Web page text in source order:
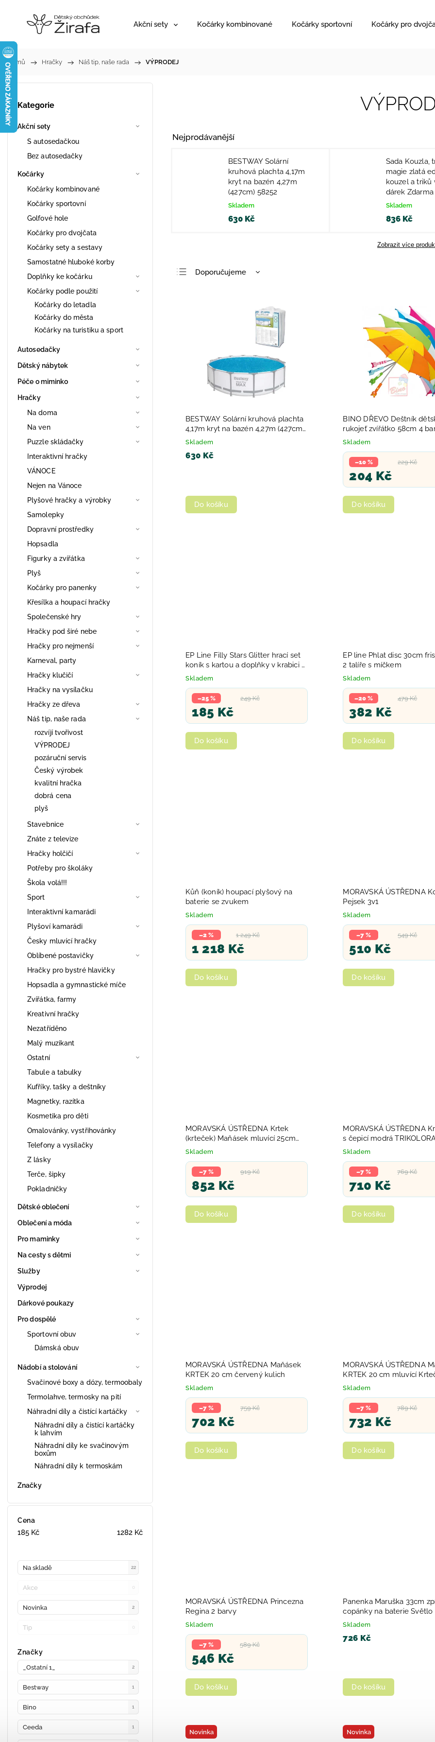
Akční sety Kočárky kombinované Kočárky sportovní Kočárky pro
Domů / Hračky / Náš tip, naše rada / VÝPRODEJ
Kategorie
Akční sety
S autosedačkou
Bez autosedačky
Kočárky
Kočárky kombinované
Kočárky sportovní
Golfové hole
Kočárky pro dvojčata
Kočárky sety a sestavy
Samostatné hluboké korby
Doplňky ke kočárku
Kočárky podle použití
Kočárky do letadla
Kočárky do města
Kočárky na turistiku a sport
Autosedačky
Dětský nábytek
Péče o miminko
Hračky
Na doma
Na ven
Puzzle skládačky
Interaktivní hračky
VÁNOCE
Nejen na Vánoce
Plyšové hračky a výrobky
Samolepky
Dopravní prostředky
Hopsadla
Figurky a zvířátka
Plyš
Kočárky pro panenky
Křesílka a houpací hračky
Společenské hry
Hračky pod širé nebe
Hračky pro nejmenší
Karneval, party
Hračky klučičí
Hračky na vysílačku
Hračky ze dřeva
Náš tip, naše rada
rozvíjí tvořivost
VÝPRODEJ
pozáruční servis
Český výrobek
kvalitní hračka
dobrá cena
plyš
Stavebnice
Znáte z televize
Hračky holčičí
Potřeby pro školáky
Škola volá!!!
Sport
Interaktivní kamarádi
Plyšoví kamarádi
Česky mluvící hračky
Oblíbené postavičky
Hračky pro bystré hlavičky
Hopsadla a gymnastické míče
Zvířátka, farmy
Kreativní hračky
Nezatříděno
Malý muzikant
Ostatní
Tabule a tabulky
Kufříky, tašky a deštníky
Magnetky, razítka
Kosmetika pro děti
Omalovánky, vystřihovánky
Telefony a vysílačky
Z lásky
Terče, šipky
Pokladničky
Dětské oblečení
Oblečení a móda
Pro maminky
Na cesty s dětmi
Služby
Výprodej
Dárkové poukazy
Pro dospělé
Sportovní obuv
Dámská obuv
Nádobí a stolování
Svačinové boxy a dózy, termoobaly
Termolahve, termosky na pití
Náhradní díly a čistící kartáčky
Náhradní díly a čistící kartáčky
k lahvím
Náhradní díly ke svačinovým
boxům
Náhradní díly k termoskám
Značky
Cena
185 Kč 1282 Kč
Na skladě 22
Akce 0
Novinka 2
Tip 0
Značky
_Ostatní 1_ 2
Bestway 1
Bino 1
Ceeda 1
Nejprodávanější
BESTWAY Solární
kruhová plachta 4,17m
kryt na bazén 4,27m
(427cm) 58252
Skladem
630 Kč
Sada Kouzla,
magie zlatá
kouzel a triků
dárek Zdarma
Skladem
836 Kč
Zobrazit více
Doporučujeme
BESTWAY Solární kruhová plachta
4,17m kryt na bazén 4,27m (427cm)
58252
Skladem
630 Kč
Do košíku
BINO DŘEVO Deštník
rukojeť zvířátko 58cm 4
Skladem
229 Kč
–10 %
204 Kč
Do košíku
EP Line Filly Stars Glitter hrací set
koník s kartou a doplňky v krabici 4
druhy
Skladem
249 Kč
–25 %
185 Kč
Do košíku
EP line Phlat disc 30cm
2 talíře s míčkem
Skladem
479 Kč
–20 %
382 Kč
Do košíku
Kůň (koník) houpací plyšový na
baterie se zvukem
Skladem
1 249 Kč
–2 %
1 218 Kč
Do košíku
MORAVSKÁ ÚSTŘEDNA
Pejsek 3v1
Skladem
549 Kč
–7 %
510 Kč
Do košíku
MORAVSKÁ ÚSTŘEDNA Krtek
(krteček) Maňásek mluvící 25cm
modrý kulich Zvuk
Skladem
919 Kč
–7 %
852 Kč
Do košíku
MORAVSKÁ ÚSTŘEDNA
s čepicí modrá
25 cm *PLYŠOVÉ HRAČKY*
Skladem
769 Kč
–7 %
710 Kč
Do košíku
MORAVSKÁ ÚSTŘEDNA Maňásek
KRTEK 20 cm červený kulich
Skladem
759 Kč
–7 %
702 Kč
Do košíku
MORAVSKÁ ÚSTŘEDNA
KRTEK 20 cm mluvící
*PLYŠOVÉ HRAČKY*
Skladem
789 Kč
–7 %
732 Kč
Do košíku
MORAVSKÁ ÚSTŘEDNA Princezna
Regina 2 barvy
Skladem
589 Kč
–7 %
546 Kč
Do košíku
Panenka Maruška 33cm
copánky na baterie Světlo
krabici
Skladem
726 Kč
Do košíku
Novinka Novinka